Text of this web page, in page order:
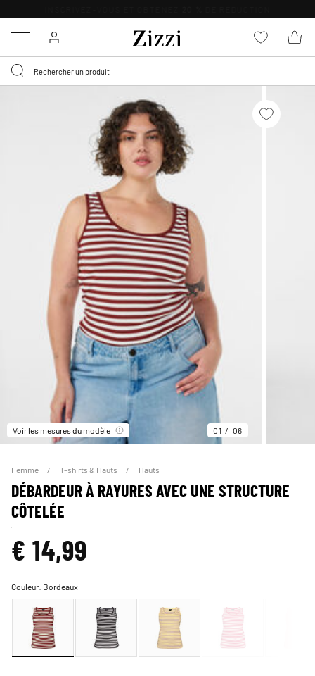
Menu
Voir les mesures du modèle 01 06
Femme T-shirts & Hauts Hauts
DÉBARDEUR À RAYURES AVEC UNE STRUCTURE
CÔTELÉE
€ 14,99
Couleur: Bordeaux